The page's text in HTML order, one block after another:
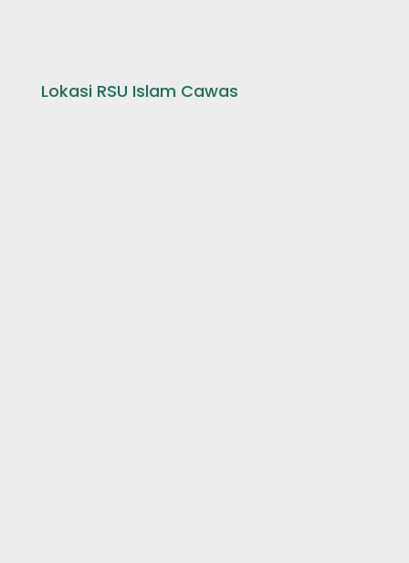
Lokasi RSU Islam Cawas